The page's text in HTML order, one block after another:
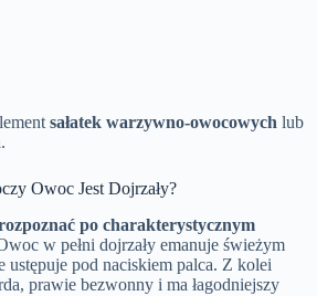
sałatek warzywno-owocowych lub
Owoc Jest Dojrzały?
po charakterystycznym
w pełni dojrzały emanuje świeżym
ustępuje pod naciskiem palca. Z kolei
prawie bezwonny i ma łagodniejszy